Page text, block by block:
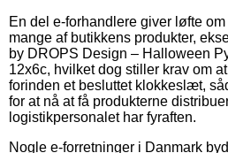
En del e-forhandlere giver løfte
mange af butikkens produkter,
by DROPS Design – Halloween
12x6c, hvilket dog stiller krav om
forinden et besluttet klokkeslæt,
for at nå at få produkterne
logistikpersonalet har fyraften.
Nogle e-forretninger i Danmark